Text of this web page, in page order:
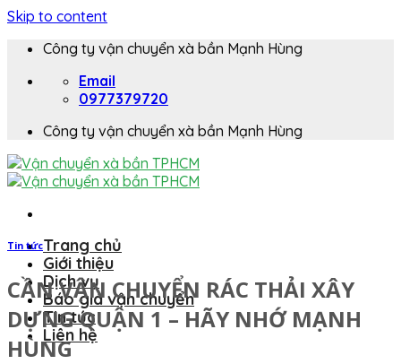
Skip to content
Công ty vận chuyển xà bần Mạnh Hùng
Email
0977379720
Công ty vận chuyển xà bần Mạnh Hùng
Trang chủ
Giới thiệu
Dịch vụ
Báo giá vận chuyển
Tin tức
Liên hệ
Tin tức
CẦN VẬN CHUYỂN RÁC THẢI XÂY
DỰNG QUẬN 1 – HÃY NHỚ MẠNH
HÙNG